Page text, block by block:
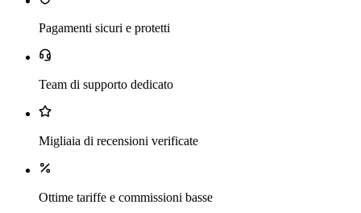
Pagamenti sicuri e protetti
Team di supporto dedicato
Migliaia di recensioni verificate
Ottime tariffe e commissioni basse